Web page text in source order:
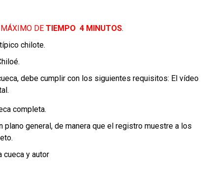
MÁXIMO DE TIEMPO 4 MINUTOS.
chilote.
debe cumplir con los siguientes requisitos: El vídeo
completa.
plano general, de manera que el registro muestre a los
cueca y autor